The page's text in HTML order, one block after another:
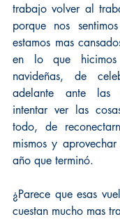
trabajo volver al
porque nos
estamos mas
en lo que hicimos
navideñas, de
adelante ante las
intentar ver las
todo, de
mismos y
año que terminó.
¿Parece que esas
cuestan mucho mas